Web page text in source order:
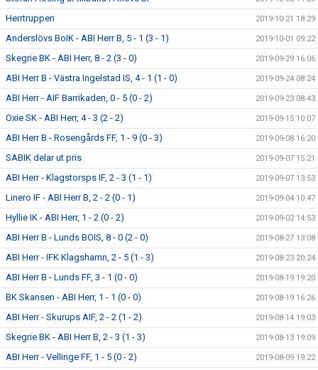
Herrtruppen 2019-10-21 18:29
Anderslövs BoIK - ABI Herr B, 5 - 1 (3 - 1) 2019-10-01 09:22
Skegrie BK - ABI Herr, 8 - 2 (3 - 0) 2019-09-29 16:06
ABI Herr B - Västra Ingelstad IS, 4 - 1 (1 - 0) 2019-09-24 08:24
ABI Herr - AIF Barrikaden, 0 - 5 (0 - 2) 2019-09-23 08:43
Oxie SK - ABI Herr, 4 - 3 (2 - 2) 2019-09-15 10:07
ABI Herr B - Rosengårds FF, 1 - 9 (0 - 3) 2019-09-08 16:20
SABIK delar ut pris 2019-09-07 15:21
ABI Herr - Klagstorsps IF, 2 - 3 (1 - 1) 2019-09-07 13:53
Linero IF - ABI Herr B, 2 - 2 (0 - 1) 2019-09-04 10:47
Hyllie IK - ABI Herr, 1 - 2 (0 - 2) 2019-09-02 14:53
ABI Herr B - Lunds BOIS, 8 - 0 (2 - 0) 2019-08-27 13:08
ABI Herr - IFK Klagshamn, 2 - 5 (1 - 3) 2019-08-23 20:24
ABI Herr B - Lunds FF, 3 - 1 (0 - 0) 2019-08-19 19:20
BK Skansen - ABI Herr, 1 - 1 (0 - 0) 2019-08-19 16:26
ABI Herr - Skurups AIF, 2 - 2 (1 - 2) 2019-08-14 19:03
Skegrie BK - ABI Herr B, 2 - 3 (1 - 3) 2019-08-13 19:09
ABI Herr - Vellinge FF, 1 - 5 (0 - 2) 2019-08-09 19:22